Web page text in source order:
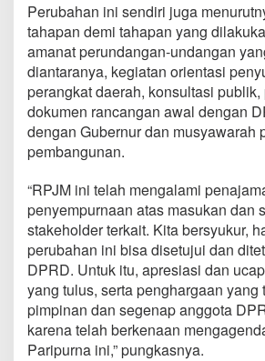
Perubahan ini sendiri juga
tahapan demi tahapan yang
amanat perundangan-undangan
diantaranya, kegiatan orientasi
perangkat daerah, konsultasi
dokumen rancangan awal dengan
dengan Gubernur dan musyawarah
pembangunan.
“RPJM ini telah mengalami
penyempurnaan atas masukan dan
stakeholder terkait. Kita bersyukur,
perubahan ini bisa disetujui dan
DPRD. Untuk itu, apresiasi dan
yang tulus, serta penghargaan yang
pimpinan dan segenap anggota
karena telah berkenaan
Paripurna ini,” pungkasnya.